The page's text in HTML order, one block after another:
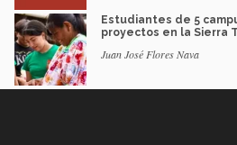
Estudiantes de 5
proyectos en la Sierra
Juan José Flores Nava